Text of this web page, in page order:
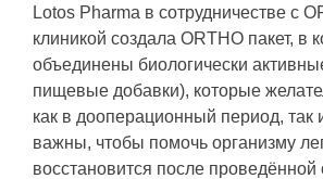
Lotos Pharma в сотрудничестве с
клиникой создала ORTHO пакет, в
объединены биологически
пищевые добавки), которые
как в дооперационный период, так
важны, чтобы помочь организму
восстановится после проведённой